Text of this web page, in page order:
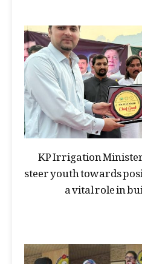
KP Irrigation
steer youth towards
a vital role in